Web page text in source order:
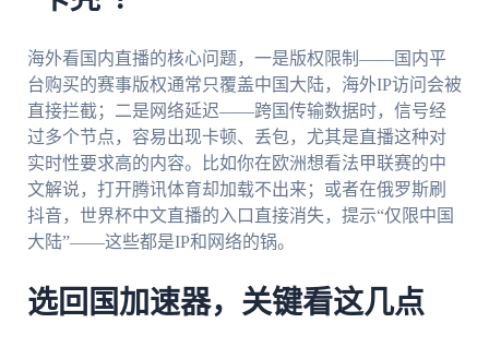
海外看国内直播的核心问题，一是版权限制——国内平
台购买的赛事版权通常只覆盖中国大陆，海外IP访问会被
直接拦截；二是网络延迟——跨国传输数据时，信号经
过多个节点，容易出现卡顿、丢包，尤其是直播这种对
实时性要求高的内容。比如你在欧洲想看法甲联赛的中
文解说，打开腾讯体育却加载不出来；或者在俄罗斯刷
抖音，世界杯中文直播的入口直接消失，提示“仅限中国
大陆”——这些都是IP和网络的锅。
选回国加速器，关键看这几点